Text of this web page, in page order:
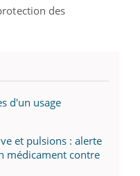
des
d'un usage
et pulsions : alerte
médicament contre